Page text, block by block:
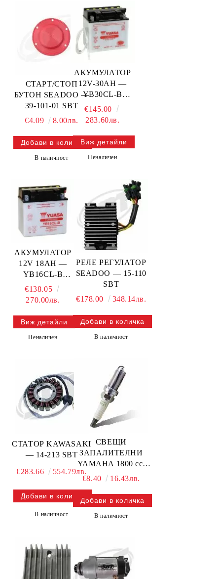
СТАРТ/СТОП
БУТОН SEADOO —
39-101-01 SBT
€4.09
8.00лв.
В наличност
АКУМУЛАТОР
12V-30AH —
YB30CL-B
YUASA
€145.00
283.60лв.
Виж детайли
Неналичен
АКУМУЛАТОР
12V 18AH —
YB16CL-B
YUASA
€138.05
270.00лв.
Виж детайли
Неналичен
РЕЛЕ РЕГУЛАТОР
SEADOO — 15-110
SBT
€178.00
348.14лв.
В наличност
СТАТОР KAWASAKI
— 14-213 SBT
€283.66 554.79лв.
В наличност
СВЕЩИ
ЗАПАЛИТЕЛНИ
YAMAHA 1800 cc,
-2013 — LFR6A NGK
€8.40 16.43лв.
В наличност